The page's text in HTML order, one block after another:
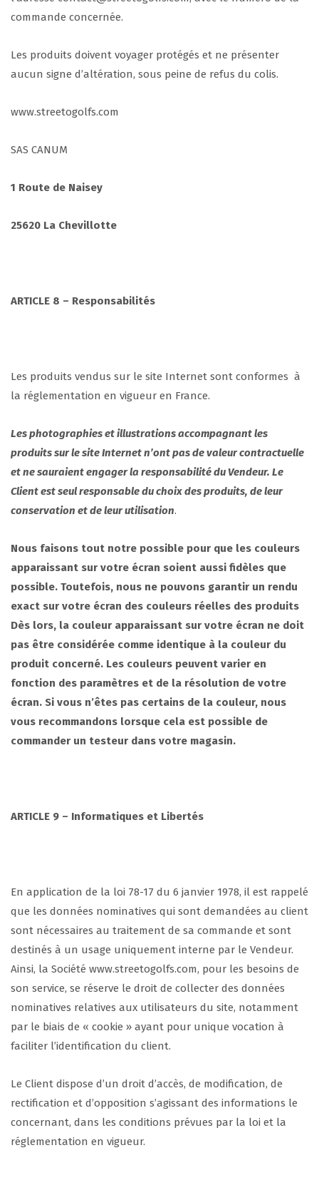
commande concernée.
Les produits doivent voyager protégés et ne présenter
aucun signe d’altération, sous peine de refus du colis.
www.streetogolfs.com
SAS CANUM
1 Route de Naisey
25620 La Chevillotte
ARTICLE 8 – Responsabilités
Les produits vendus sur le site Internet sont conformes à
la réglementation en vigueur en France.
Les photographies et illustrations accompagnant les
produits sur le site Internet n’ont pas de valeur contractuelle
et ne sauraient engager la responsabilité du Vendeur. Le
Client est seul responsable du choix des produits, de leur
conservation et de leur utilisation.
Nous faisons tout notre possible pour que les couleurs
apparaissant sur votre écran soient aussi fidèles que
possible. Toutefois, nous ne pouvons garantir un rendu
exact sur votre écran des couleurs réelles des produits
Dès lors, la couleur apparaissant sur votre écran ne doit
pas être considérée comme identique à la couleur du
produit concerné. Les couleurs peuvent varier en
fonction des paramètres et de la résolution de votre
écran. Si vous n’êtes pas certains de la couleur, nous
vous recommandons lorsque cela est possible de
commander un testeur dans votre magasin.
ARTICLE 9 – Informatiques et Libertés
En application de la loi 78-17 du 6 janvier 1978, il est rappelé
que les données nominatives qui sont demandées au client
sont nécessaires au traitement de sa commande et sont
destinés à un usage uniquement interne par le Vendeur.
Ainsi, la Société www.streetogolfs.com, pour les besoins de
son service, se réserve le droit de collecter des données
nominatives relatives aux utilisateurs du site, notamment
par le biais de « cookie » ayant pour unique vocation à
faciliter l’identification du client.
Le Client dispose d’un droit d’accès, de modification, de
rectification et d’opposition s’agissant des informations le
concernant, dans les conditions prévues par la loi et la
réglementation en vigueur.